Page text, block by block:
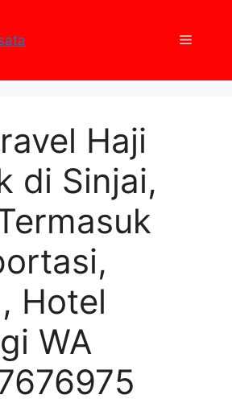
Menu
Haji
di Sinjai,
Hotel
WA